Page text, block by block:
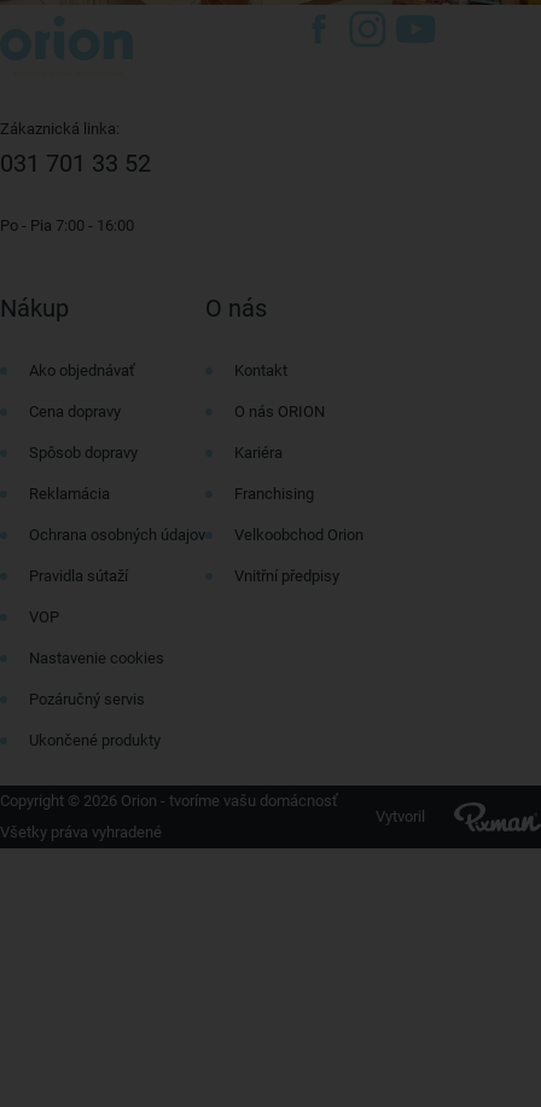
Zákaznická linka:
031 701 33 52
Po - Pia 7:00 - 16:00
Nákup
Ako objednávať
Cena dopravy
Spôsob dopravy
Reklamácia
Ochrana osobných údajov
Pravidla sútaží
VOP
Nastavenie cookies
Pozáručný servis
Ukončené produkty
O nás
Kontakt
O nás ORION
Kariéra
Franchising
Velkoobchod Orion
Vnitřní předpisy
Copyright © 2026 Orion - tvoríme vašu domácnosť
Všetky práva vyhradené
Vytvoril